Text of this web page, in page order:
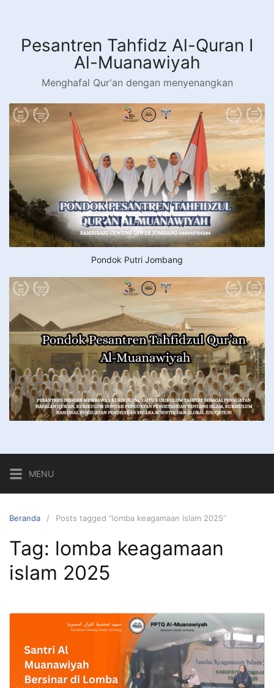
kontenPesantren Tahfidz Al-Quran I
Al-Muanawiyah
Menghafal Qur'an dengan menyenangkan
Pondok Putri Jombang
MENU
Beranda Posts tagged “lomba keagamaan islam 2025”
Tag: lomba keagamaan
islam 2025